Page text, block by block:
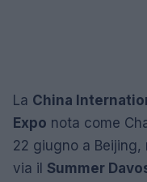
La China
Expo nota come
22 giugno a Beijing,
via il Summer